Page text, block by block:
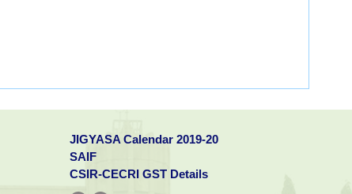
JIGYASA Calendar 2019-20
SAIF
CSIR-CECRI GST Details